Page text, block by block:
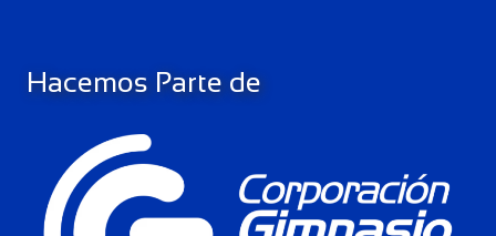
Hacemos Parte de